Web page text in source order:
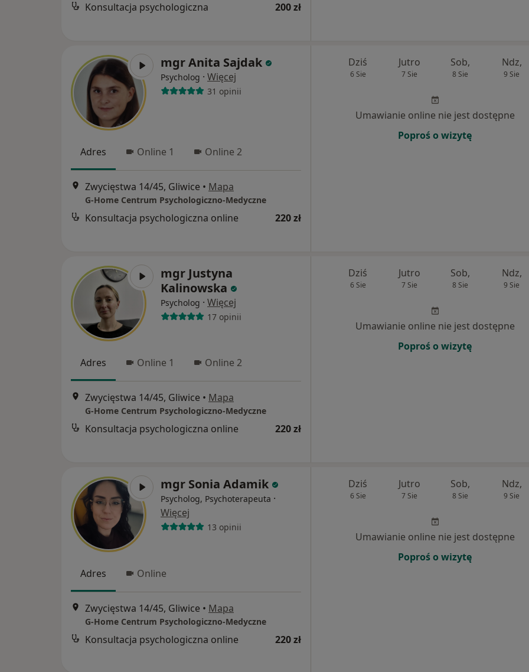
Konsultacja psychologiczna 200 zł
mgr Anita Sajdak
Psycholog · Więcej
31 opinii
Adres Online 1 Online 2
Zwycięstwa 14/45, Gliwice • Mapa
G-Home Centrum Psychologiczno-Medyczne
Konsultacja psychologiczna online 220 zł
Dziś
6 Sie
Jutro
7 Sie
Sob,
8 Sie
Ndz,
9 Sie
Umawianie online nie jest dostępne
Poproś o wizytę
mgr Justyna
Kalinowska
Psycholog · Więcej
17 opinii
Adres Online 1 Online 2
Zwycięstwa 14/45, Gliwice • Mapa
G-Home Centrum Psychologiczno-Medyczne
Konsultacja psychologiczna online 220 zł
Dziś
6 Sie
Jutro
7 Sie
Sob,
8 Sie
Ndz,
9 Sie
Umawianie online nie jest dostępne
Poproś o wizytę
mgr Sonia Adamik
Psycholog, Psychoterapeuta ·
Więcej
13 opinii
Adres Online
Zwycięstwa 14/45, Gliwice • Mapa
G-Home Centrum Psychologiczno-Medyczne
Konsultacja psychologiczna online 220 zł
Dziś
6 Sie
Jutro
7 Sie
Sob,
8 Sie
Ndz,
9 Sie
Umawianie online nie jest dostępne
Poproś o wizytę